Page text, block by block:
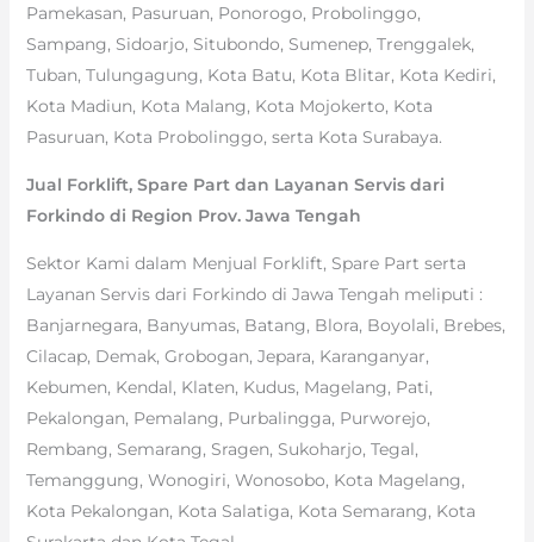
Pamekasan, Pasuruan, Ponorogo, Probolinggo,
Sampang, Sidoarjo, Situbondo, Sumenep, Trenggalek,
Tuban, Tulungagung, Kota Batu, Kota Blitar, Kota Kediri,
Kota Madiun, Kota Malang, Kota Mojokerto, Kota
Pasuruan, Kota Probolinggo, serta Kota Surabaya.
Jual Forklift, Spare Part dan Layanan Servis dari
Forkindo di Region Prov. Jawa Tengah
Sektor Kami dalam Menjual Forklift, Spare Part serta
Layanan Servis dari Forkindo di Jawa Tengah meliputi :
Banjarnegara, Banyumas, Batang, Blora, Boyolali, Brebes,
Cilacap, Demak, Grobogan, Jepara, Karanganyar,
Kebumen, Kendal, Klaten, Kudus, Magelang, Pati,
Pekalongan, Pemalang, Purbalingga, Purworejo,
Rembang, Semarang, Sragen, Sukoharjo, Tegal,
Temanggung, Wonogiri, Wonosobo, Kota Magelang,
Kota Pekalongan, Kota Salatiga, Kota Semarang, Kota